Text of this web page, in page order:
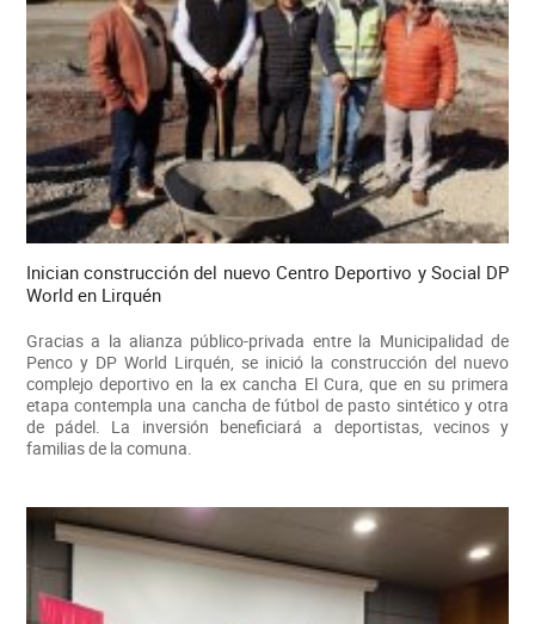
Inician construcción del nuevo Centro Deportivo y Social DP
World en Lirquén
Gracias a la alianza público-privada entre la Municipalidad de
Penco y DP World Lirquén, se inició la construcción del nuevo
complejo deportivo en la ex cancha El Cura, que en su primera
etapa contempla una cancha de fútbol de pasto sintético y otra
de pádel. La inversión beneficiará a deportistas, vecinos y
familias de la comuna.